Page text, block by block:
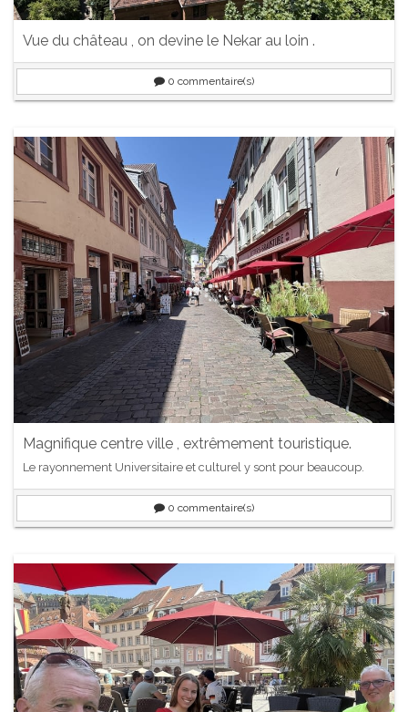
Vue du château , on devine le Nekar au loin .
0 commentaire(s)
Magnifique centre ville , extrêmement touristique.
Le rayonnement Universitaire et culturel y sont pour beaucoup.
0 commentaire(s)